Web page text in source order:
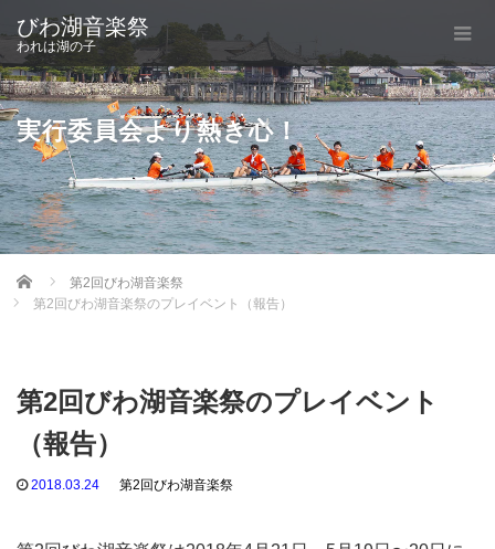
びわ湖音楽祭
われは湖の子
実行委員会より熱き心！
Home
第2回びわ湖音楽祭
第2回びわ湖音楽祭のプレイベント（報告）
第2回びわ湖音楽祭のプレイベント
（報告）
2018.03.24 第2回びわ湖音楽祭